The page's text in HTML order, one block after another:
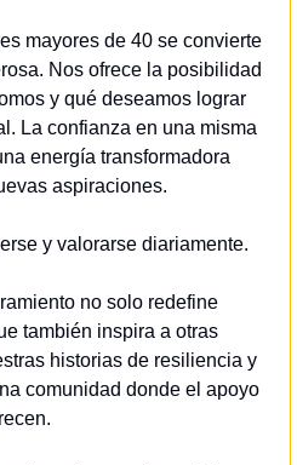
mayores de 40 se convierte
Nos ofrece la posibilidad
y qué deseamos lograr
La confianza en una misma
energía transformadora
aspiraciones.
y valorarse diariamente.
no solo redefine
también inspira a otras
historias de resiliencia y
comunidad donde el apoyo